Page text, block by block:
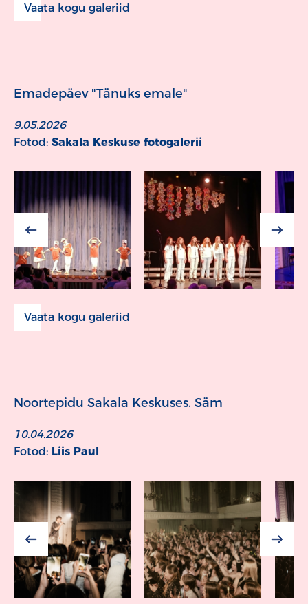
Vaata kogu galeriid
Emadepäev "Tänuks emale"
9.05.2026
Fotod: Sakala Keskuse fotogalerii
Vaata kogu galeriid
Noortepidu Sakala Keskuses. Säm
10.04.2026
Fotod: Liis Paul